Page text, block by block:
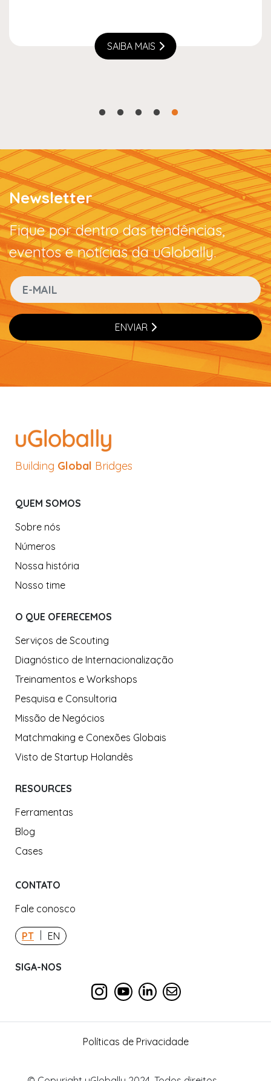
SAIBA MAIS
Newsletter
Fique por dentro das tendências,
eventos e notícias da uGlobally.
ENVIAR
Building Global Bridges
QUEM SOMOS
Sobre nós
Números
Nossa história
Nosso time
O QUE OFERECEMOS
Serviços de Scouting
Diagnóstico de Internacionalização
Treinamentos e Workshops
Pesquisa e Consultoria
Missão de Negócios
Matchmaking e Conexões Globais
Visto de Startup Holandês
RESOURCES
Ferramentas
Blog
Cases
CONTATO
Fale conosco
PT | EN
SIGA-NOS
Políticas de Privacidade